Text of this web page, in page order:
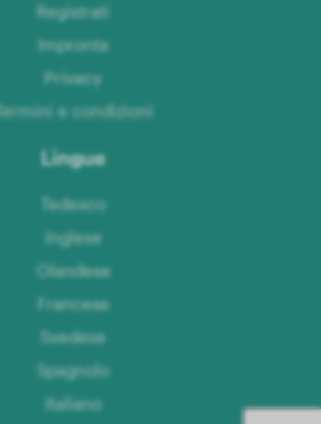
Registrati
Impronta
Privacy
Termini e condizioni
Lingue
Tedesco
Inglese
Olandese
Francese
Svedese
Spagnolo
Italiano